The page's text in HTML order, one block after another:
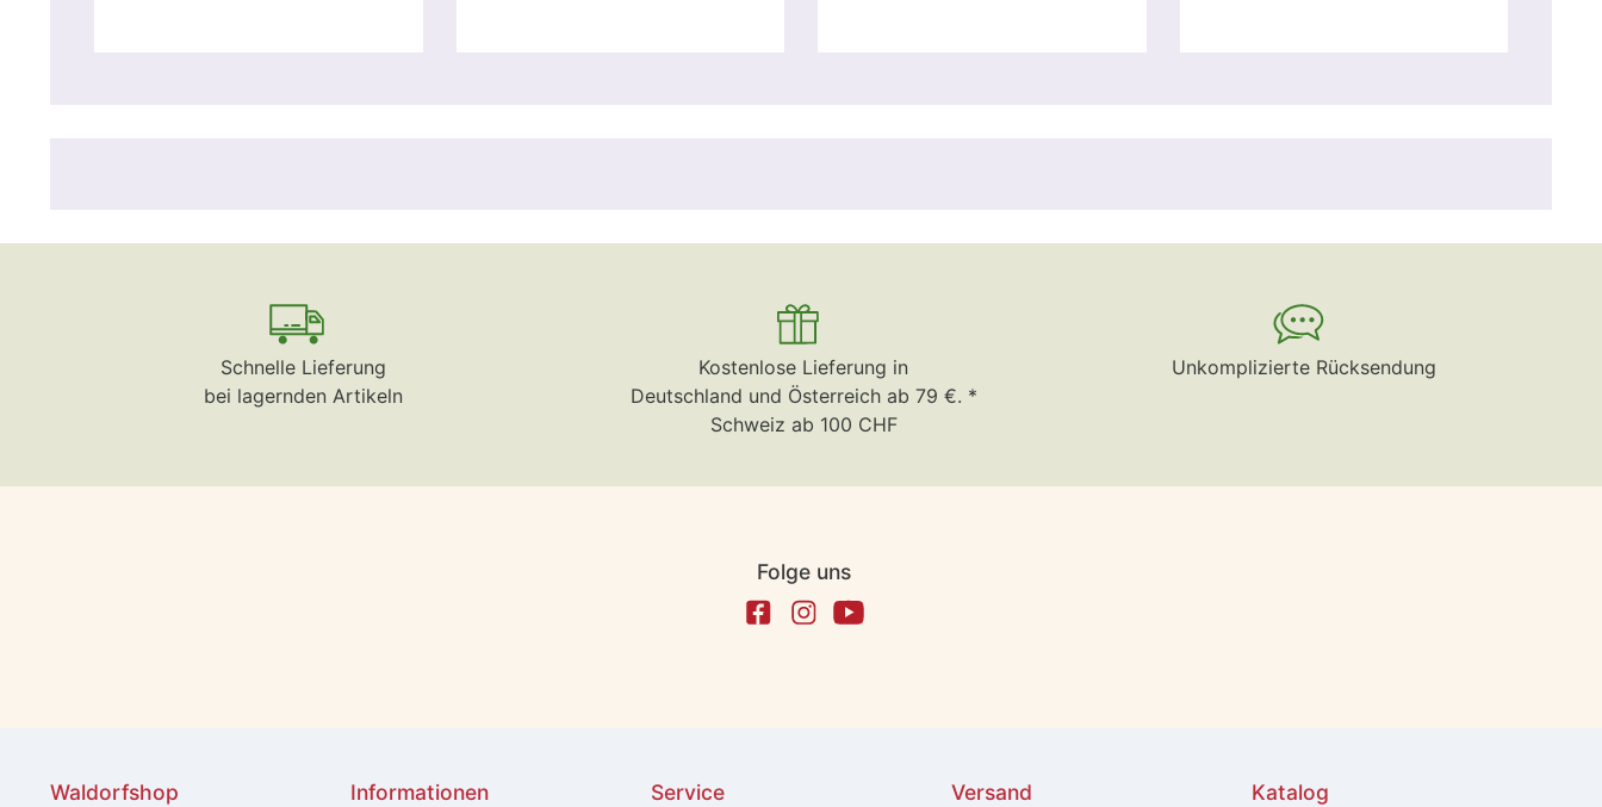
Schnelle Lieferung
bei lagernden Artikeln
Kostenlose Lieferung in
Deutschland und Österreich ab 79 €. *
Schweiz ab 100 CHF
Unkomplizierte Rücksendung
Folge uns
Waldorfshop Informationen Service Versand Katalog